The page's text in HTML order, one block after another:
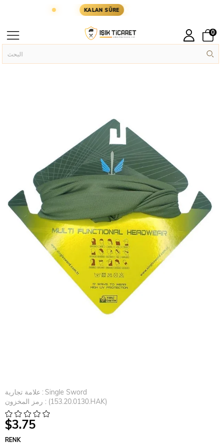
KALAN SÜRE KARGOYA YETİŞMESİ İÇİN KALAN
0
الصفحة الرئيسية
علامة تجارية : Single Sword
رمز المخزون
(153.20.0130.HAK)
$3.75
RENK